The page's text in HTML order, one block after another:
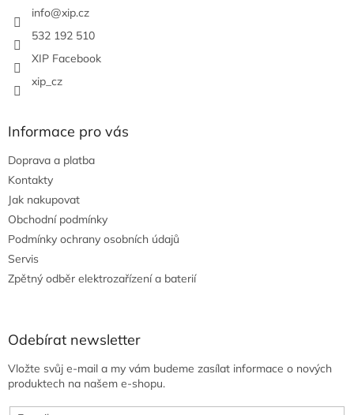
info@xip.cz
532 192 510
XIP Facebook
xip_cz
Informace pro vás
Doprava a platba
Kontakty
Jak nakupovat
Obchodní podmínky
Podmínky ochrany osobních údajů
Servis
Zpětný odběr elektrozařízení a baterií
Odebírat newsletter
Vložte svůj e-mail a my vám budeme zasílat informace o nových
produktech na našem e-shopu.